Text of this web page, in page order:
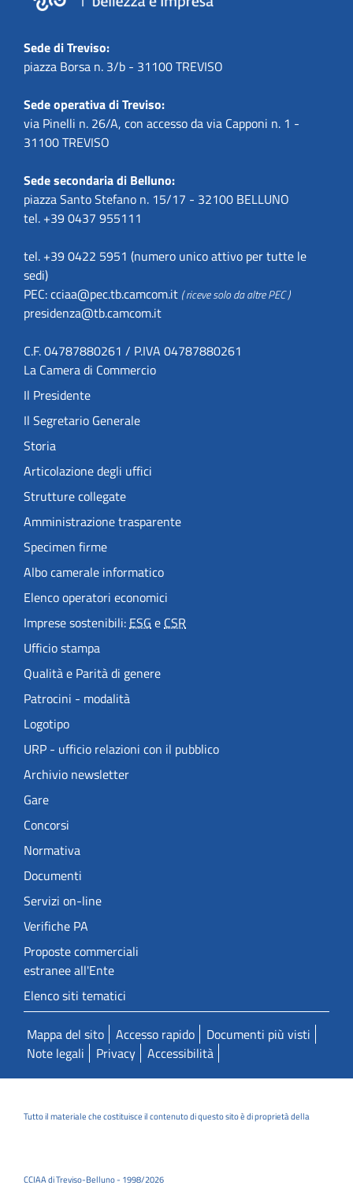
Sede di Treviso:
piazza Borsa n. 3/b - 31100 TREVISO
Sede operativa di Treviso:
via Pinelli n. 26/A, con accesso da via Capponi n. 1 -
31100 TREVISO
Sede secondaria di Belluno:
piazza Santo Stefano n. 15/17 - 32100 BELLUNO
tel. +39 0437 955111
tel. +39 0422 5951 (numero unico attivo per tutte le
sedi)
PEC:cciaa@pec.tb.camcom.it ( riceve solo da altre PEC )
presidenza@tb.camcom.it
C.F. 04787880261 / P.IVA 04787880261
La Camera di Commercio
Il Presidente
Il Segretario Generale
Storia
Articolazione degli uffici
Strutture collegate
Amministrazione trasparente
Specimen firme
Albo camerale informatico
Elenco operatori economici
Imprese sostenibili:ESGeCSR
Ufficio stampa
Qualità e Parità di genere
Patrocini - modalità
Logotipo
URP - ufficio relazioni con il pubblico
Archivio newsletter
Gare
Concorsi
Normativa
Documenti
Servizi on-line
Verifiche PA
Proposte commerciali
estranee all'Ente
Elenco siti tematici
Mappa del sito Accesso rapido
Documenti più visti
Note legali
Privacy Accessibilità
Tutto il materiale che costituisce il contenuto di questo sito è di proprietà della
CCIAA di Treviso-Belluno - 1998/2026